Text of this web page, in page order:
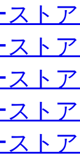
スト
スト
スト
スト
スト